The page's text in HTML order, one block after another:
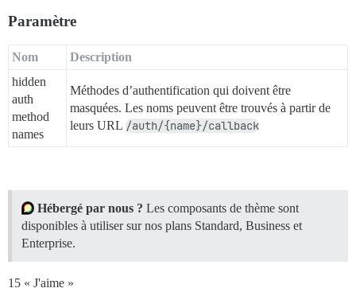
Paramètre
Nom
Description
hidden
auth
method
names
Méthodes d’authentification qui doivent être
masquées. Les noms peuvent être trouvés à partir de
leurs URL /auth/{name}/callback
Hébergé par nous ? Les composants de thème sont
disponibles à utiliser sur nos plans Standard, Business et
Enterprise.
15 « J'aime »